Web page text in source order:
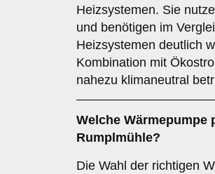
Heizsystemen. Sie
und benötigen im
Heizsystemen deutlich
Kombination mit
nahezu klimaneutral
Welche Wärmepumpe
Rumplmühle?
Die Wahl der richtigen